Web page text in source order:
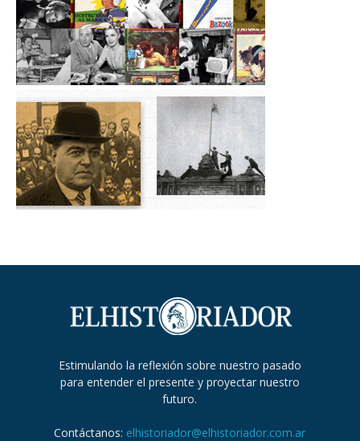
Estimulando la reflexión sobre nuestro pasado
para entender el presente y proyectar nuestro
futuro.
Contáctanos: elhistoriador@elhistoriador.com.ar